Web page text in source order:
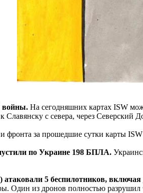
войны. На сегодняшних картах ISW
с севера, через Северский
фронта за прошедшие сутки карты
по Украине 198 БПЛА.
5 беспилотников,
Один из дронов полностью